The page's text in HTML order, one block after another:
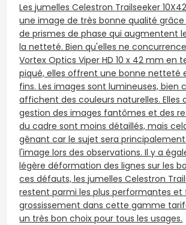
Les jumelles Celestron Trailseeker
une image de très bonne qualité
de prismes de phase qui augmentent
la netteté. Bien qu'elles ne
Vortex Optics Viper HD 10 x 42 mm en
piqué, elles offrent une bonne netteté
fins. Les images sont lumineuses, bien
affichent des couleurs naturelles. Elles
gestion des images fantômes et des
du cadre sont moins détaillés, mais
gênant car le sujet sera
l'image lors des observations. Il y a
légère déformation des lignes sur les
ces défauts, les jumelles Celestron
restent parmi les plus performantes et
grossissement dans cette gamme
un très bon choix pour tous les usages.